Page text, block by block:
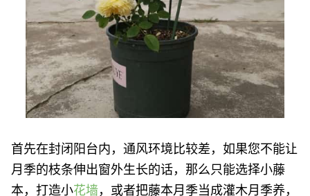
首先在封闭阳台内，通风环境比较差，如果您不能让
月季的枝条伸出窗外生长的话，那么只能选择小藤
本，打造小花墙，或者把藤本月季当成灌木月季养，